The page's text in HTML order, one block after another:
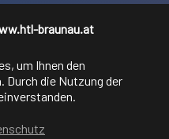
braunau.at
um Ihnen den
Durch die Nutzung der